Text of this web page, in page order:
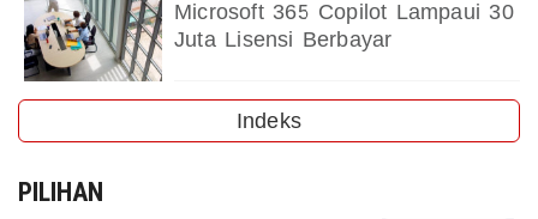
Microsoft 365 Copilot Lampaui 30
Juta Lisensi Berbayar
Indeks
PILIHAN